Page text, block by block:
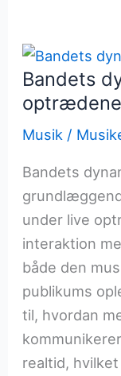
for
melodier
Bandets
Musik /
Bandets
under live
interaktion
både den
publikums
til, hvordan
realtid,